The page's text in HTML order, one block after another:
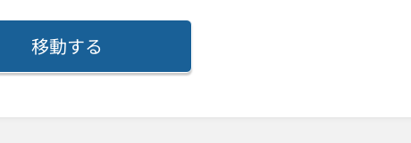
移動する